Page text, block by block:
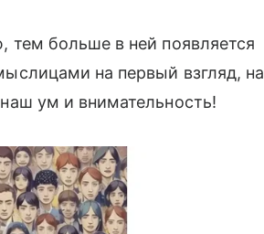
больше в ней появляется
на первый взгляд, на
ум и внимательность!